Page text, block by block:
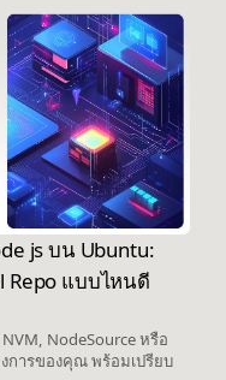
js บน Ubuntu:
Repo แบบไหนดี
NodeSource หรือ
การของคุณ พร้อมเปรียบ